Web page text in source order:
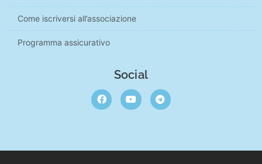
Come iscriversi all’associazione
Programma assicurativo
Social